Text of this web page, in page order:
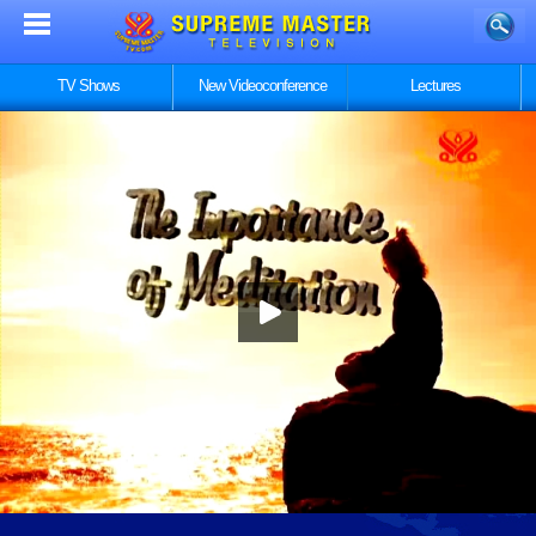
TV Shows New Videoconference Lectures